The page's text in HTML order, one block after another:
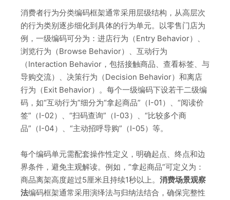
消费者行为分类编码框架通常采用层级结构，从高层次
的行为类别逐步细化到具体的行为单元。以零售门店为
例，一级编码可分为：进店行为（Entry Behavior）、
浏览行为（Browse Behavior）、互动行为
（Interaction Behavior，包括接触商品、查看标签、与
导购交流）、决策行为（Decision Behavior）和离店
行为（Exit Behavior）。每个一级编码下设若干二级编
码，如“互动行为”细分为“拿起商品”（I-01）、“阅读价
签”（I-02）、“扫码查询”（I-03）、“比较多个商
品”（I-04）、“主动招呼导购”（I-05）等。
每个编码单元需配套操作性定义，明确起点、终点和边
界条件，避免主观解读。例如，“拿起商品”可定义为：
商品离架高度超过5厘米且持续1秒以上。 消费场景观察
法编码框架通常采用演绎法与归纳法结合，确保完整性